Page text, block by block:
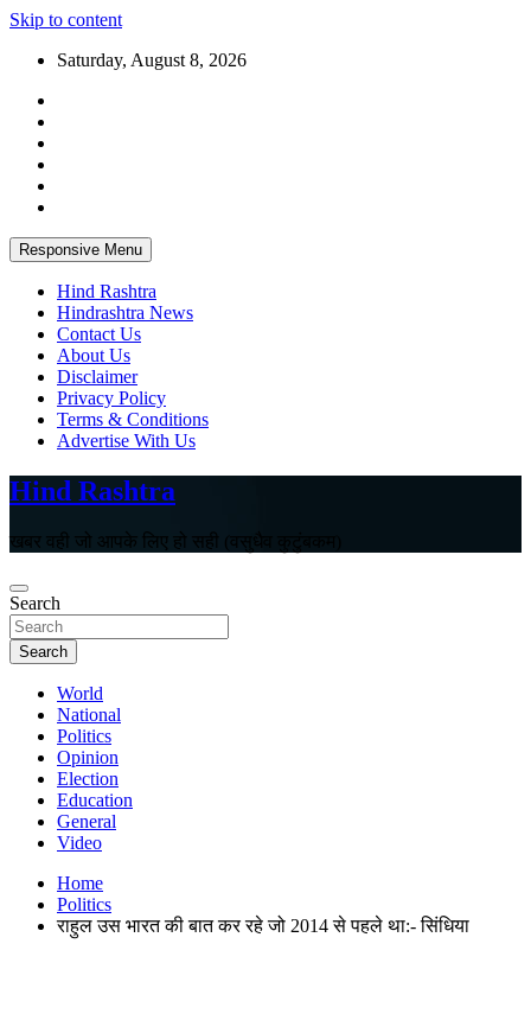
Skip to content
Saturday, August 8, 2026
Responsive Menu
Hind Rashtra
Hindrashtra News
Contact Us
About Us
Disclaimer
Privacy Policy
Terms & Conditions
Advertise With Us
Hind Rashtra
खबर वही जो आपके लिए हो सही (वसुधैव कुटुंबकम)
Search
Search
World
National
Politics
Opinion
Election
Education
General
Video
Home
Politics
राहुल उस भारत की बात कर रहे जो 2014 से पहले था:- सिंधिया